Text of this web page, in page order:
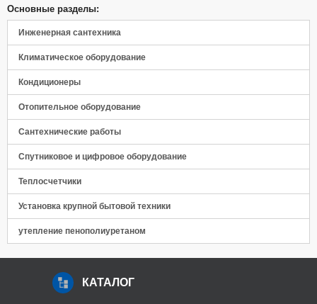
Основные разделы:
Инженерная сантехника
Климатическое оборудование
Кондиционеры
Отопительное оборудование
Сантехнические работы
Спутниковое и цифровое оборудование
Теплосчетчики
Установка крупной бытовой техники
утепление пенополиуретаном
КАТАЛОГ